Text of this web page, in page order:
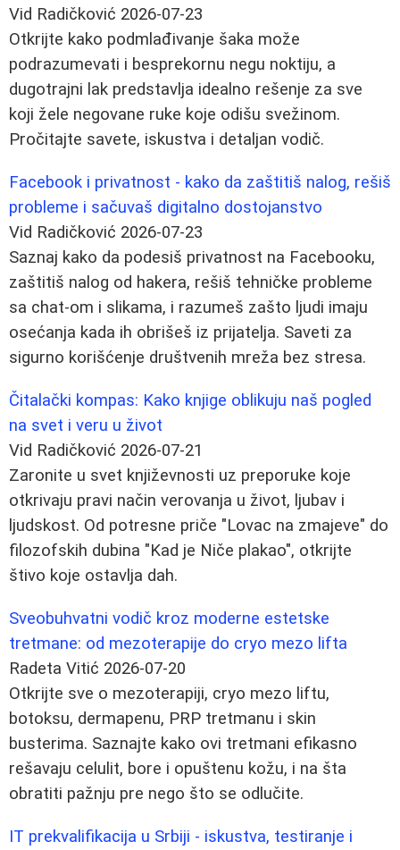
Vid Radičković 2026-07-23
Otkrijte kako podmlađivanje šaka može
podrazumevati i besprekornu negu noktiju, a
dugotrajni lak predstavlja idealno rešenje za sve
koji žele negovane ruke koje odišu svežinom.
Pročitajte savete, iskustva i detaljan vodič.
Facebook i privatnost - kako da zaštitiš nalog, rešiš
probleme i sačuvaš digitalno dostojanstvo
Vid Radičković 2026-07-23
Saznaj kako da podesiš privatnost na Facebooku,
zaštitiš nalog od hakera, rešiš tehničke probleme
sa chat-om i slikama, i razumeš zašto ljudi imaju
osećanja kada ih obrišeš iz prijatelja. Saveti za
sigurno korišćenje društvenih mreža bez stresa.
Čitalački kompas: Kako knjige oblikuju naš pogled
na svet i veru u život
Vid Radičković 2026-07-21
Zaronite u svet književnosti uz preporuke koje
otkrivaju pravi način verovanja u život, ljubav i
ljudskost. Od potresne priče "Lovac na zmajeve" do
filozofskih dubina "Kad je Niče plakao", otkrijte
štivo koje ostavlja dah.
Sveobuhvatni vodič kroz moderne estetske
tretmane: od mezoterapije do cryo mezo lifta
Radeta Vitić 2026-07-20
Otkrijte sve o mezoterapiji, cryo mezo liftu,
botoksu, dermapenu, PRP tretmanu i skin
busterima. Saznajte kako ovi tretmani efikasno
rešavaju celulit, bore i opuštenu kožu, i na šta
obratiti pažnju pre nego što se odlučite.
IT prekvalifikacija u Srbiji - iskustva, testiranje i